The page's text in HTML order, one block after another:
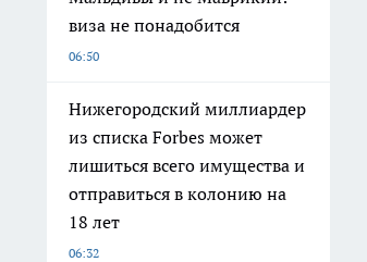
виза не понадобится
06:50
Нижегородский миллиардер
из списка Forbes может
лишиться всего имущества и
отправиться в колонию на
18 лет
06:32